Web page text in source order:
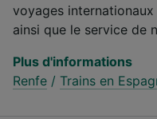
voyages
ainsi que le service de
Plus d'informations
Renfe / Trains en